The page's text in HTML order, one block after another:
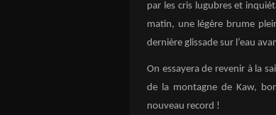
par les cris lugubres et
matin, une légère brume
dernière glissade sur l’eau
On essayera de revenir à la
de la montagne de Kaw,
nouveau record !